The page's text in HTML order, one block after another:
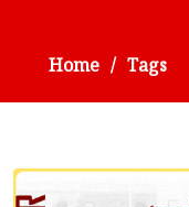
Home Tags